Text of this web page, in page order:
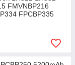
FMVNBP216
FPCBP335